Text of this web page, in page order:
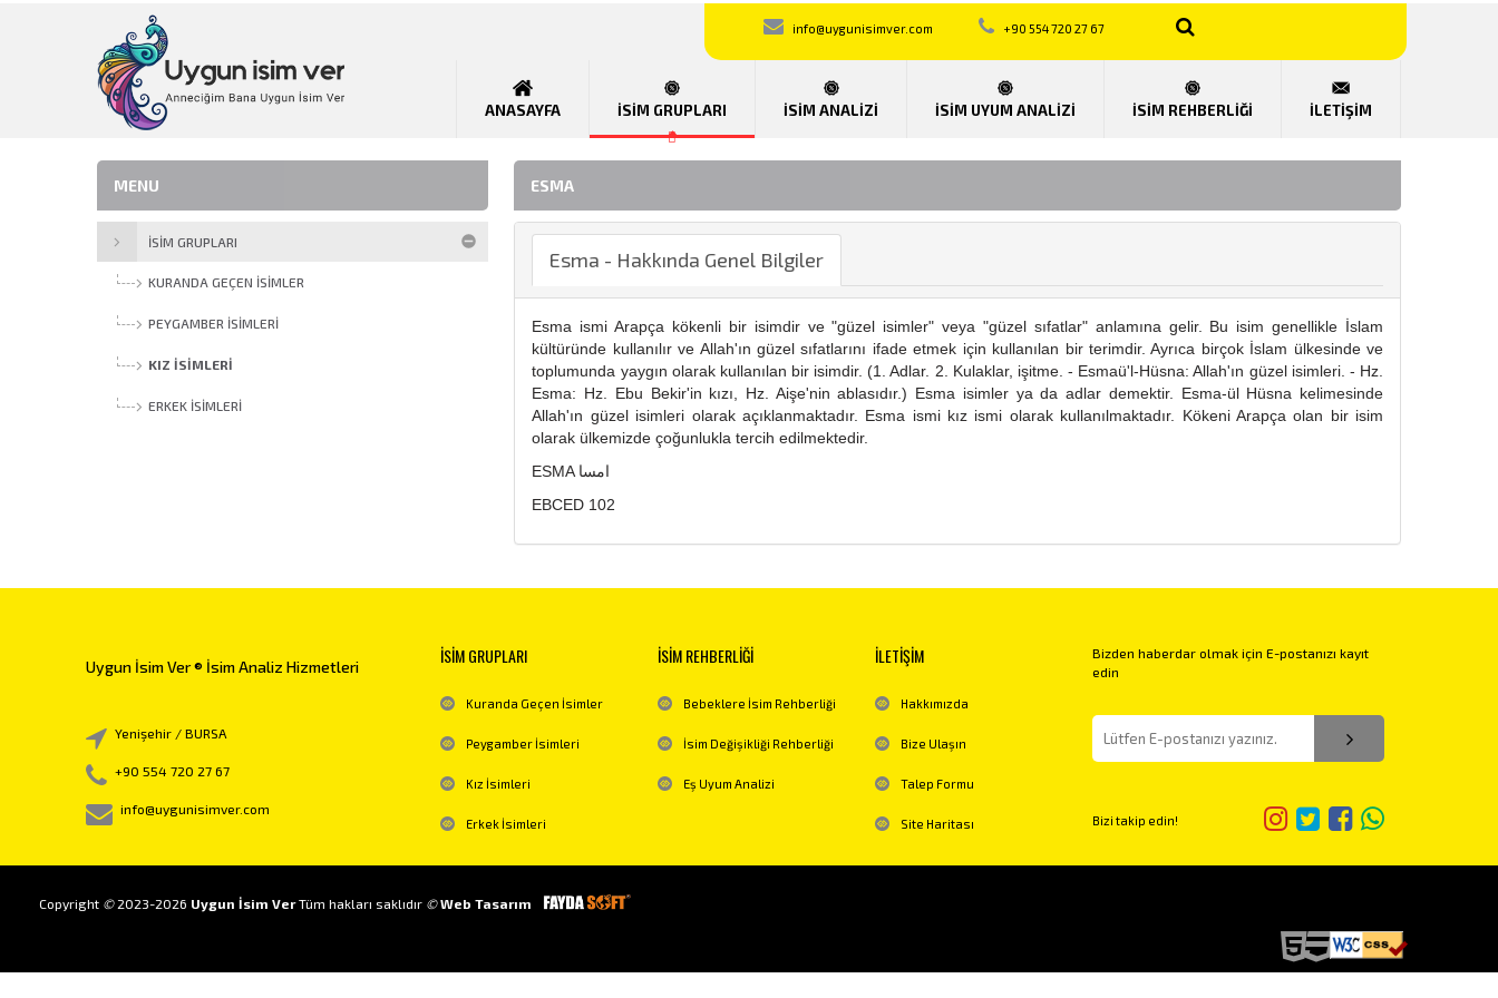
info@uygunisimver.com +90 554 720 27 67
ANASAYFA İSİM GRUPLARI İSİM ANALİZİ İSİM UYUM ANALİZİ İSİM REHBERLİĞİ İLETİŞİM
ESMA
Esma - Hakkında Genel Bilgiler
Esma ismi Arapça kökenli bir isimdir ve "güzel isimler" veya "güzel sıfatlar" anlamına gelir. Bu isim genellikle İslam
kültüründe kullanılır ve Allah'ın güzel sıfatlarını ifade etmek için kullanılan bir terimdir. Ayrıca birçok İslam ülkesinde ve
toplumunda yaygın olarak kullanılan bir isimdir. (1. Adlar. 2. Kulaklar, işitme. - Esmaü'l-Hüsna: Allah'ın güzel isimleri. - Hz.
Esma: Hz. Ebu Bekir'in kızı, Hz. Aişe'nin ablasıdır.) Esma isimler ya da adlar demektir. Esma-ül Hüsna kelimesinde
Allah'ın güzel isimleri olarak açıklanmaktadır. Esma ismi kız ismi olarak kullanılmaktadır. Kökeni Arapça olan bir isim
olarak ülkemizde çoğunlukla tercih edilmektedir.
ESMA امسا
EBCED 102
MENU
İSİM GRUPLARI
KURANDA GEÇEN İSIMLER
PEYGAMBER İSIMLERI
KIZ İSIMLERI
ERKEK İSIMLERI
Uygun İsim Ver ® İsim Analiz Hizmetleri
Yenişehir / BURSA
+90 554 720 27 67
info@uygunisimver.com
İSİM GRUPLARI
Kuranda Geçen İsimler
Peygamber İsimleri
Kız İsimleri
Erkek İsimleri
İSİM REHBERLİĞİ
Bebeklere İsim Rehberliği
İsim Değişikliği Rehberliği
Eş Uyum Analizi
İLETİŞİM
Hakkımızda
Bize Ulaşın
Talep Formu
Site Haritası
Bizden haberdar olmak için E-postanızı kayıt
edin
Bizi takip edin!
Copyright ©2023-2026 Uygun İsim VerTüm hakları saklıdır © Web Tasarım